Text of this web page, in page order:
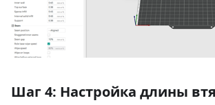
Шаг 4: Настройка длины